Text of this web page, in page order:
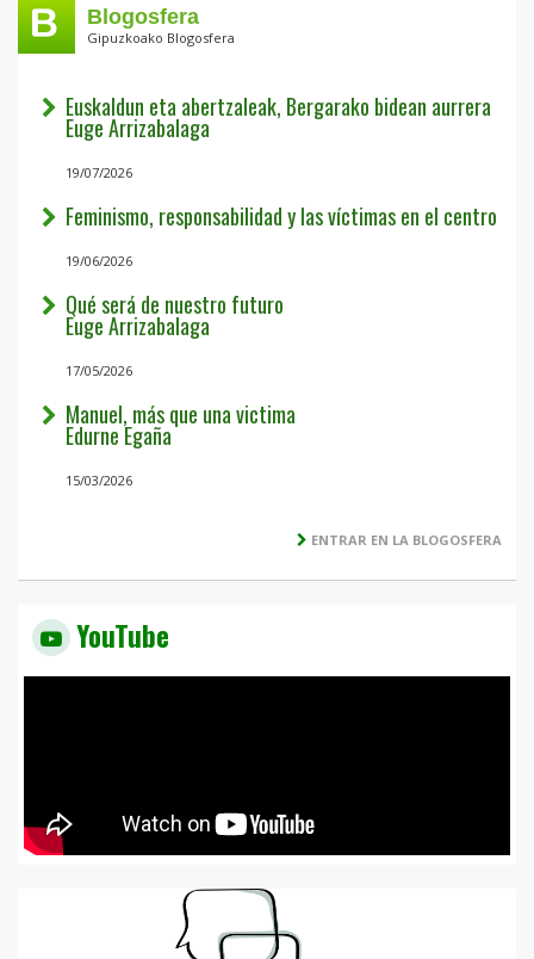
Blogosfera
Gipuzkoako Blogosfera
Euskaldun eta abertzaleak, Bergarako bidean aurrera
Euge Arrizabalaga
19/07/2026
Feminismo, responsabilidad y las víctimas en el centro
19/06/2026
Qué será de nuestro futuro
Euge Arrizabalaga
17/05/2026
Manuel, más que una victima
Edurne Egaña
15/03/2026
ENTRAR EN LA BLOGOSFERA
YouTube